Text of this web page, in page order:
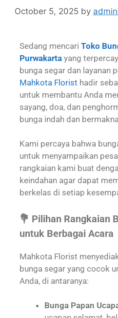
October 5, 2025 by
Sedang mencari Toko
Purwakarta yang
bunga segar dan layanan
Mahkota Florist hadir
untuk membantu Anda
sayang, doa, dan
bunga indah dan
Kami percaya bahwa
untuk menyampaikan
rangkaian kami buat
keindahan agar dapat
berkelas di setiap
💐 Pilihan Rangkaian
untuk Berbagai Acara
Mahkota Florist
bunga segar yang cocok
Anda, di antaranya:
Bunga Papan